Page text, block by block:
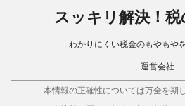
スッキリ解決！
わかりにくい税金のもやもや
運営会社
本情報の正確性については万全を期